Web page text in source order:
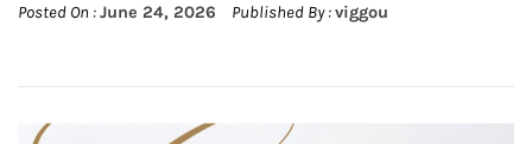
Posted On :June 24, 2026 Published By :viggou